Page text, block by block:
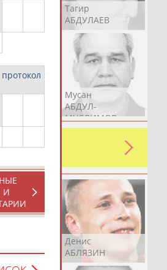
Тагир
АБДУЛАЕВ
Мусан
АБДУЛ-
МУСЛИМОВ
Денис
АБЛЯЗИН
протокол
И